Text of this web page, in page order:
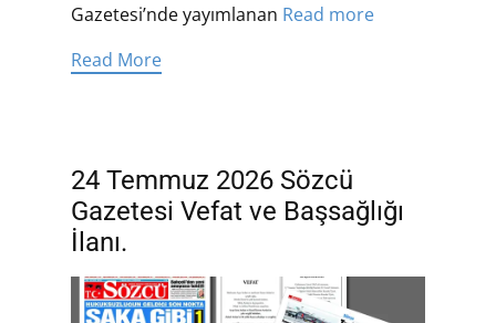
Gazetesi’nde yayımlanan Read more
Read More
24 Temmuz 2026 Sözcü
Gazetesi Vefat ve Başsağlığı
İlanı.